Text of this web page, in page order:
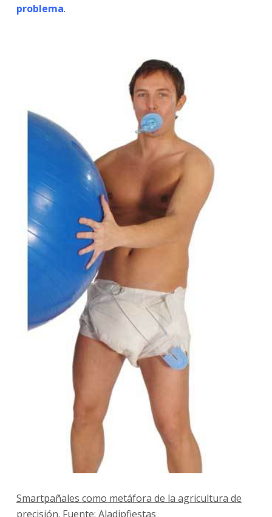
problema.
Smartpañales como metáfora de la agricultura de
precisión. Fuente: Aladipfiestas